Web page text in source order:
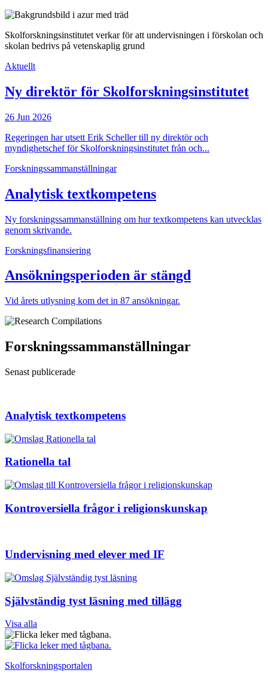
Skolforskningsinstitutet verkar för att undervisningen i förskolan och
skolan bedrivs på vetenskaplig grund
Aktuellt
Ny direktör för Skolforsknings­institutet
26 Jun 2026
Regeringen har utsett Erik Scheller till ny direktör och
myndighetschef för Skolforskningsinstitutet från och...
Forskningssamman­ställningar
Analytisk textkompetens
Ny forskningssammanställning om hur textkompetens kan utvecklas
genom skrivande.
Forsknings­finansiering
Ansökningsperioden är stängd
Vid årets utlysning kom det in 87 ansökningar.
Forskningssammanställningar
Senast publicerade
Analytisk textkompetens
Rationella tal
Kontroversiella frågor i religionskunskap
Undervisning med elever med IF
Självständig tyst läsning med tillägg
Visa alla
Skolforskningsportalen